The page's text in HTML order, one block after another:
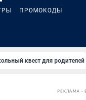
ПРОМОКОДЫ
квест для родителей
РЕКЛАМА •